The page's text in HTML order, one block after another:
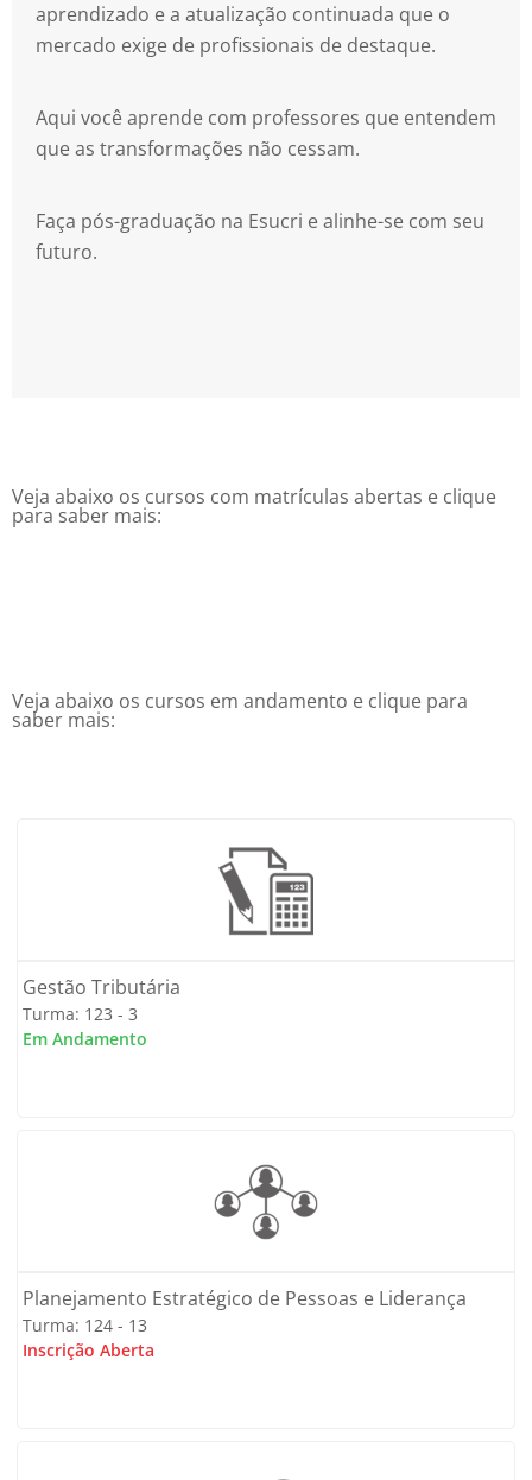
aprendizado e a atualização continuada que o
mercado exige de profissionais de destaque.
Aqui você aprende com professores que entendem
que as transformações não cessam.
Faça pós-graduação na Esucri e alinhe-se com seu
futuro.
Veja abaixo os cursos com matrículas abertas e clique
para saber mais:
Veja abaixo os cursos em andamento e clique para
saber mais:
Gestão Tributária
Turma: 123 - 3
Em Andamento
Planejamento Estratégico de Pessoas e Liderança
Turma: 124 - 13
Inscrição Aberta